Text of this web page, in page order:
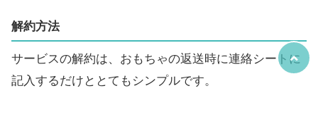
解約方法
サービスの解約は、おもちゃの返送時に連絡シートに
記入するだけととてもシンプルです。